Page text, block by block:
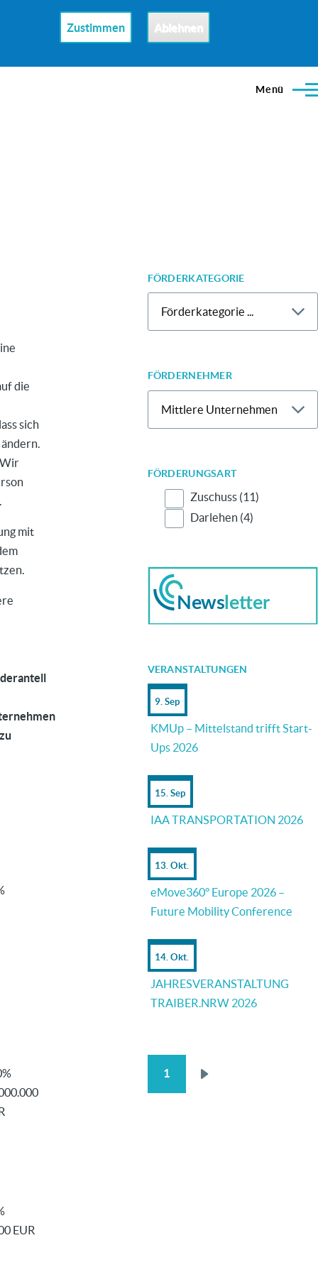
Zustimmen Ablehnen
Menü
die
sich
Wir
mit
EUR
FÖRDERKATEGORIE
FÖRDERNEHMER
FÖRDERUNGSART
Zuschuss (11)
Darlehen (4)
VERANSTALTUNGEN
9. Sep
KMUp – Mittelstand trifft Start-
Ups 2026
15. Sep
IAA TRANSPORTATION 2026
13. Okt.
eMove360° Europe 2026 –
Future Mobility Conference
14. Okt.
JAHRESVERANSTALTUNG
TRAIBER.NRW 2026
SEITENNUMMERIERUNG
1